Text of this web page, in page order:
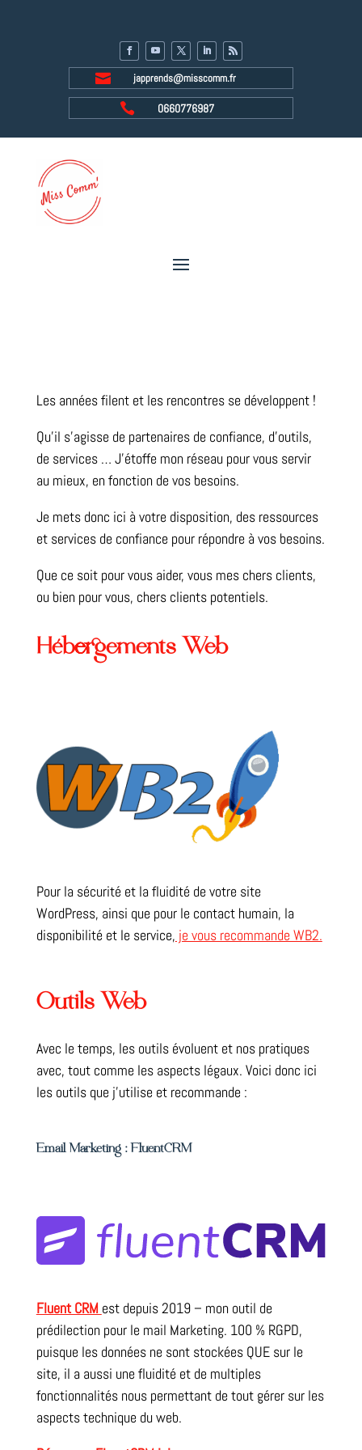
 japprends@misscomm.fr
 0660776987
Les années filent et les rencontres se développent !
Qu’il s’agisse de partenaires de confiance, d’outils,
de services … J’étoffe mon réseau pour vous servir
au mieux, en fonction de vos besoins.
Je mets donc ici à votre disposition, des ressources
et services de confiance pour répondre à vos besoins.
Que ce soit pour vous aider, vous mes chers clients,
ou bien pour vous, chers clients potentiels.
Hébergements Web
Pour la sécurité et la fluidité de votre site
WordPress, ainsi que pour le contact humain, la
disponibilité et le service, je vous recommande WB2.
Outils Web
Avec le temps, les outils évoluent et nos pratiques
avec, tout comme les aspects légaux. Voici donc ici
les outils que j’utilise et recommande :
Email Marketing : FluentCRM
Fluent CRM est depuis 2019 – mon outil de
prédilection pour le mail Marketing. 100 % RGPD,
puisque les données ne sont stockées QUE sur le
site, il a aussi une fluidité et de multiples
fonctionnalités nous permettant de tout gérer sur les
aspects technique du web.